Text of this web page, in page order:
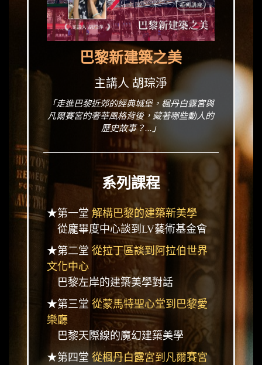
巴黎新建築之美
主講人 胡琮淨
「走進巴黎近郊的經典城堡，楓丹白露宮與
凡爾賽宮的奢華風格背後，藏著哪些動人的
歷史故事？...」
系列課程
★第一堂 解構巴黎的建築新美學
從龐畢度中心談到LV藝術基金會
★第二堂 從拉丁區談到阿拉伯世界
文化中心
巴黎左岸的建築美學對話
★第三堂 從蒙馬特聖心堂到巴黎愛
樂廳
巴黎天際線的魔幻建築美學
★第四堂 從楓丹白露宮到凡爾賽宮